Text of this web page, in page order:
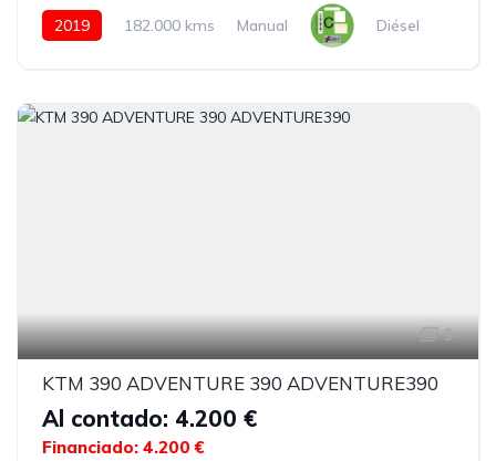
2019 182.000 kms Manual Diésel
9
KTM 390 ADVENTURE 390 ADVENTURE390
Al contado: 4.200 €
Financiado: 4.200 €